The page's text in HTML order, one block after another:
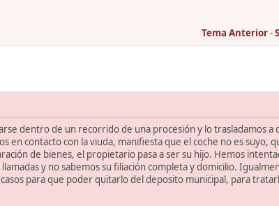
Tema Anterior-
dentro de un recorrido de una procesión y lo trasladamos a
en contacto con la viuda, manifiesta que el coche no es suyo,
de bienes, el propietario pasa a ser su hijo. Hemos
y no sabemos su filiación completa y domicilio.
para que poder quitarlo del deposito municipal, para